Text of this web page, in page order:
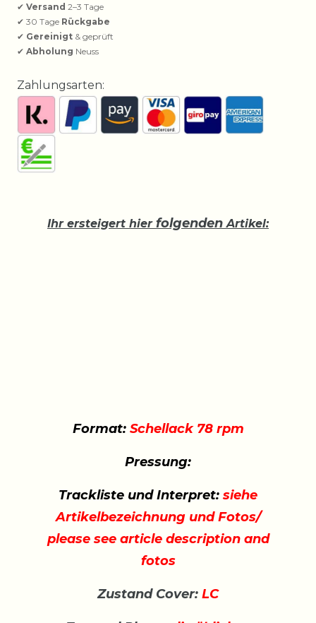
✔ Versand 2–3 Tage
✔ 30 Tage Rückgabe
✔ Gereinigt & geprüft
✔ Abholung Neuss
Zahlungsarten:
Ihr ersteigert hier folgenden Artikel:
Format:Schellack 78 rpm
Pressung:
Trackliste und Interpret: siehe
Artikelbezeichnung und Fotos/
please see article description and
fotos
Zustand Cover: LC